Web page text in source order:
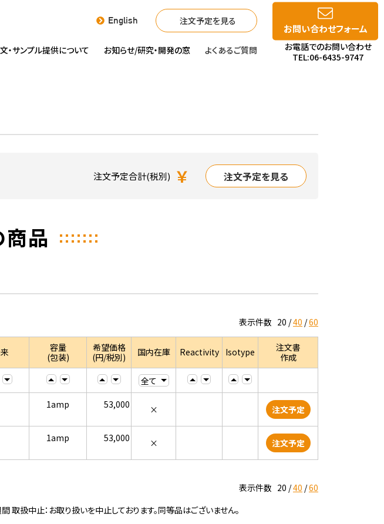
English 注文予定を見る
・サンプル提供について お知らせ/研究・開発の窓 よくあるご質問
お問い合わせフォーム
お電話でのお問い合わせ
TEL:06-6435-9747
注文予定合計(税別) ￥ 注文予定を見る
商品
表示件数 20 40 60
容量
(包装)
希望価格
(円/税別)
国内在庫 Reactivity Isotype
注文書
作成
1amp 53,000 × 注文予定
1amp 53,000 × 注文予定
表示件数 20 40 60
扱中止：お取り扱いを中止しております。同等品はございません。